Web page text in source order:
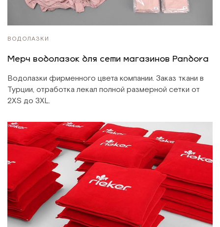
ВОДОЛАЗКИ
Мерч водолазок для сети магазинов Pandora
Водолазки фирменного цвета компании. Заказ ткани в
Турции, отработка лекал полной размерной сетки от
2XS до 3XL.